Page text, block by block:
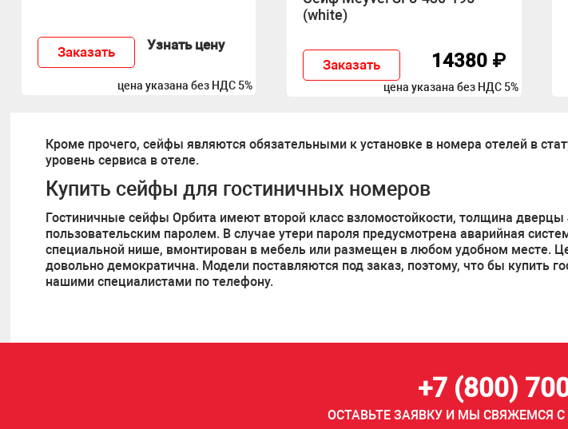
Заказать Узнать цену
цена указана без НДС 5%
(white)
Заказать 14380 ₽
цена указана без НДС 5%
Кроме прочего, сейфы являются обязательными к установке в номера отелей в
уровень сервиса в отеле.
Купить сейфы для гостиничных номеров
Гостиничные сейфы Орбита имеют второй класс взломостойкости, толщина
пользовательским паролем. В случае утери пароля предусмотрена аварийная
специальной нише, вмонтирован в мебель или размещен в любом удобном месте.
довольно демократична. Модели поставляются под заказ, поэтому, что бы купить
нашими специалистами по телефону.
+7 (800)
ОСТАВЬТЕ ЗАЯВКУ И МЫ СВЯЖЕМСЯ